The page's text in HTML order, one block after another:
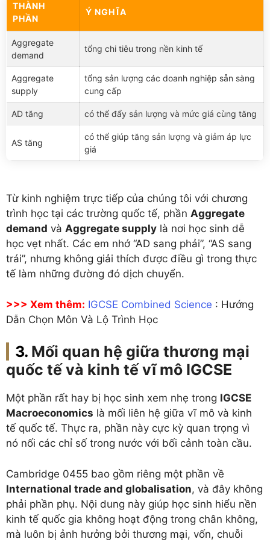
THÀNH
PHẦN
Ý NGHĨA
Aggregate
demand
tổng chi tiêu trong nền kinh tế
Aggregate
supply
tổng sản lượng các doanh nghiệp sẵn sàng
cung cấp
AD tăng có thể đẩy sản lượng và mức giá cùng tăng
AS tăng
có thể giúp tăng sản lượng và giảm áp lực
giá
Từ kinh nghiệm trực tiếp của chúng tôi với chương
trình học tại các trường quốc tế, phần Aggregate
demand và Aggregate supply là nơi học sinh dễ
học vẹt nhất. Các em nhớ “AD sang phải”, “AS sang
trái”, nhưng không giải thích được điều gì trong thực
tế làm những đường đó dịch chuyển.
>>> Xem thêm: IGCSE Combined Science : Hướng
Dẫn Chọn Môn Và Lộ Trình Học
Mối quan hệ giữa thương mại
quốc tế và kinh tế vĩ mô IGCSE
Một phần rất hay bị học sinh xem nhẹ trong IGCSE
Macroeconomics là mối liên hệ giữa vĩ mô và kinh
tế quốc tế. Thực ra, phần này cực kỳ quan trọng vì
nó nối các chỉ số trong nước với bối cảnh toàn cầu.
Cambridge 0455 bao gồm riêng một phần về
International trade and globalisation, và đây không
phải phần phụ. Nội dung này giúp học sinh hiểu nền
kinh tế quốc gia không hoạt động trong chân không,
mà luôn bị ảnh hưởng bởi thương mại, vốn, chuỗi